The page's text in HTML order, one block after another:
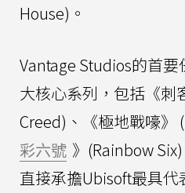
House)。
Vantage Studios的首
大核心系列，包括《刺
Creed)、《極地戰嚎》
彩六號 》(Rainbow
直接承擔Ubisoft最具